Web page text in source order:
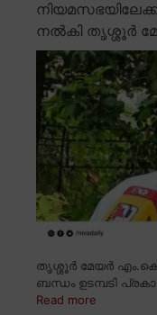
നൽകി തൃശ്ശൂർ
തൃശ്ശൂർ മേയർ
ബന്ധം ഉടമ്പടി
Read more